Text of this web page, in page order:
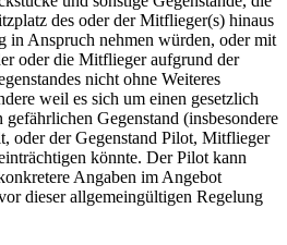
des oder der Mitflieger(s) hinaus
in Anspruch nehmen würden, oder mit
oder die Mitflieger aufgrund der
nicht ohne Weiteres
weil es sich um einen gesetzlich
gefährlichen Gegenstand (insbesondere
oder der Gegenstand Pilot, Mitflieger
könnte. Der Pilot kann
Angaben im Angebot
dieser allgemeingültigen Regelung